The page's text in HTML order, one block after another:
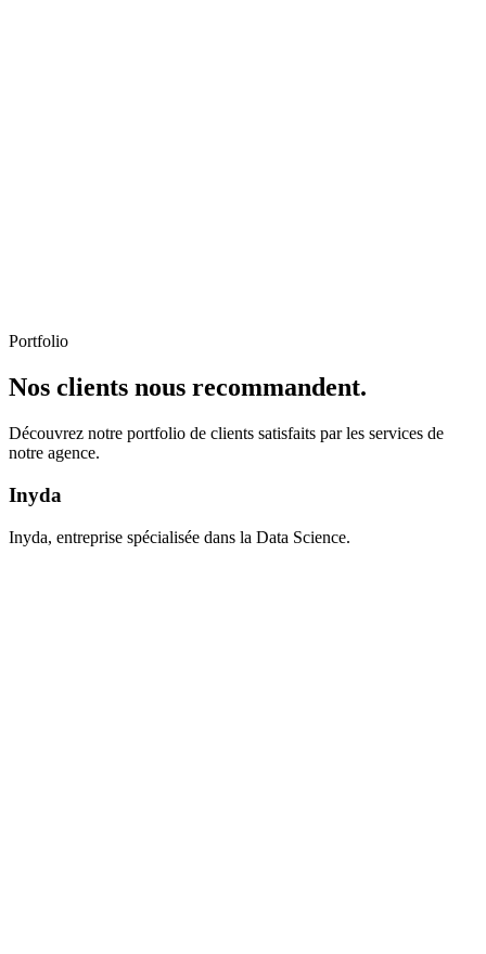
Portfolio
Nos clients nous recommandent.
Découvrez notre portfolio de clients satisfaits par les services de
notre agence.
Inyda
Inyda, entreprise spécialisée dans la Data Science.